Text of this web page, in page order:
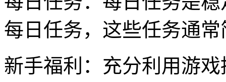
每日任务，这些任务通
新手福利：充分利用游